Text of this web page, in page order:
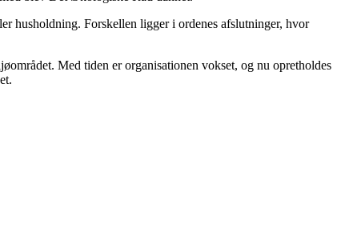
husholdning. Forskellen ligger i ordenes afslutninger, hvor
Med tiden er organisationen vokset, og nu opretholdes